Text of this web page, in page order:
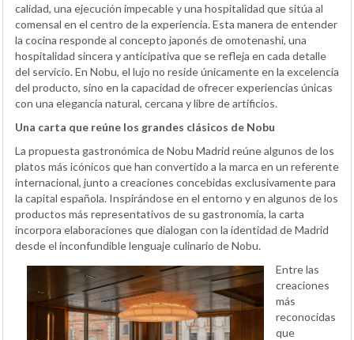
calidad, una ejecución impecable y una hospitalidad que sitúa al
comensal en el centro de la experiencia. Esta manera de entender
la cocina responde al concepto japonés de omotenashi, una
hospitalidad sincera y anticipativa que se refleja en cada detalle
del servicio. En Nobu, el lujo no reside únicamente en la excelencia
del producto, sino en la capacidad de ofrecer experiencias únicas
con una elegancia natural, cercana y libre de artificios.
Una carta que reúne los grandes clásicos de Nobu
La propuesta gastronómica de Nobu Madrid reúne algunos de los
platos más icónicos que han convertido a la marca en un referente
internacional, junto a creaciones concebidas exclusivamente para
la capital española. Inspirándose en el entorno y en algunos de los
productos más representativos de su gastronomía, la carta
incorpora elaboraciones que dialogan con la identidad de Madrid
desde el inconfundible lenguaje culinario de Nobu.
Entre las
creaciones
más
reconocidas
que